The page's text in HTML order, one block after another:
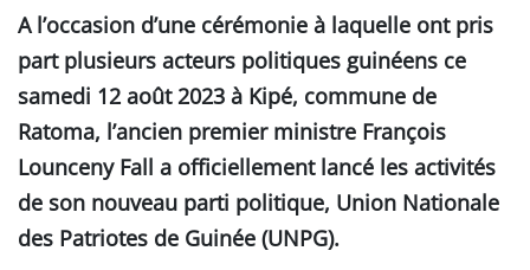
A l’occasion d’une cérémonie à laquelle ont pris
part plusieurs acteurs politiques guinéens ce
samedi 12 août 2023 à Kipé, commune de
Ratoma, l’ancien premier ministre François
Lounceny Fall a officiellement lancé les activités
de son nouveau parti politique, Union Nationale
des Patriotes de Guinée (UNPG).